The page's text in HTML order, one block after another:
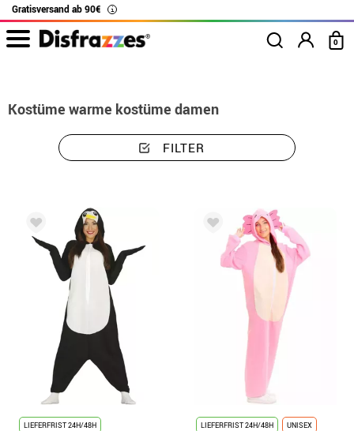
Gratisversand ab 90€ i
0
Kostüme warme kostüme damen
FILTER
LIEFERFRIST 24H/48H
LIEFERFRIST 24H/48H UNISEX